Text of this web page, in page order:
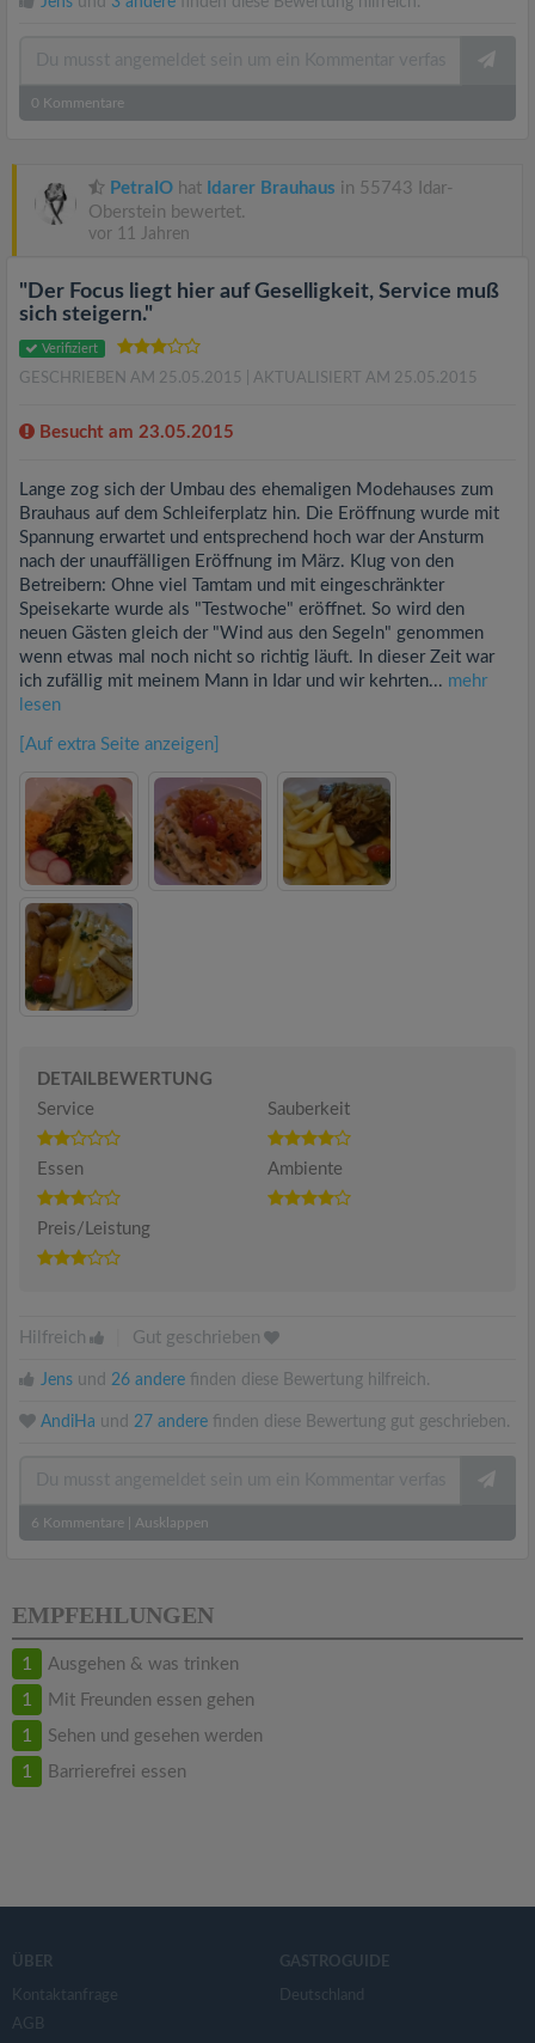
0 Kommentare
PetraIO hat Idarer Brauhaus in 55743 Idar-
Oberstein bewertet.
vor 11 Jahren
"Der Focus liegt hier auf Geselligkeit, Service muß
sich steigern."
Verifiziert
GESCHRIEBEN AM 25.05.2015 | AKTUALISIERT AM 25.05.2015
Besucht am 23.05.2015
Lange zog sich der Umbau des ehemaligen Modehauses zum
Brauhaus auf dem Schleiferplatz hin. Die Eröffnung wurde mit
Spannung erwartet und entsprechend hoch war der Ansturm
nach der unauffälligen Eröffnung im März. Klug von den
Betreibern: Ohne viel Tamtam und mit eingeschränkter
Speisekarte wurde als "Testwoche" eröffnet. So wird den
neuen Gästen gleich der "Wind aus den Segeln" genommen
wenn etwas mal noch nicht so richtig läuft. In dieser Zeit war
ich zufällig mit meinem Mann in Idar und wir kehrten... mehr
lesen
[Auf extra Seite anzeigen]
DETAILBEWERTUNG
Service
Sauberkeit
Essen Ambiente
Preis/Leistung
Hilfreich Gut geschrieben
Jens und 26 andere finden diese Bewertung hilfreich.
AndiHa und 27 andere finden diese Bewertung gut geschrieben.
6 Kommentare Ausklappen
EMPFEHLUNGEN
1 Ausgehen & was trinken
1 Mit Freunden essen gehen
1 Sehen und gesehen werden
1 Barrierefrei essen
ÜBER
Kontaktanfrage
AGB
GASTROGUIDE
Deutschland